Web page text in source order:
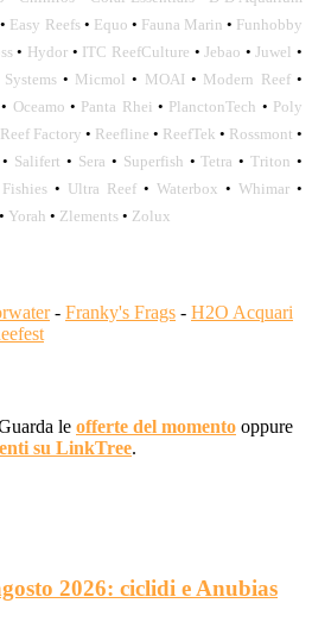
• Easy Reefs• Equo • Fauna Marin • Funhobby
• Hydor • ITC ReefCulture •Jebao •Juwel •
• Micmol • MOAI • Modern Reef•
• Oceamo • Panta Rhei • PlanctonTech • Poly
Reef Factory • Reefline • ReefTek • Rossmont •
• Salifert • Sera • Superfish •Tetra •Triton •
• Ultra Reef • Waterbox • Whimar •
• Yorah • Zlements • Zolux
- Franky's Frags - H2O Acquari
le offerte del momento oppure
su LinkTree.
2026: ciclidi e Anubias